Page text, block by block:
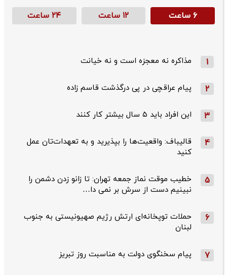
۶ ساعت ۱۲ ساعت ۲۴ ساعت
1 مذاکره نه معجزه است و نه خیانت
2 پیام عراقچی در پی درگذشت قاسم‌ زاده
3 این افراد باید ۵ سال بیشتر کار کنند
4
قالیباف: واقعیت‌ها را بپذیرید و به تعهدات‌تان عمل
کنید
5
خطیب موقت نماز جمعه تهران: تا زانو زدن دشمن را
نبینیم دست از سرش بر نمی دا…
6
حملات توپخانه‌ای ارتش رژیم صهیونیستی به جنوب
لبنان
7 پیام سخنگوی دولت به مناسبت روز تبریز